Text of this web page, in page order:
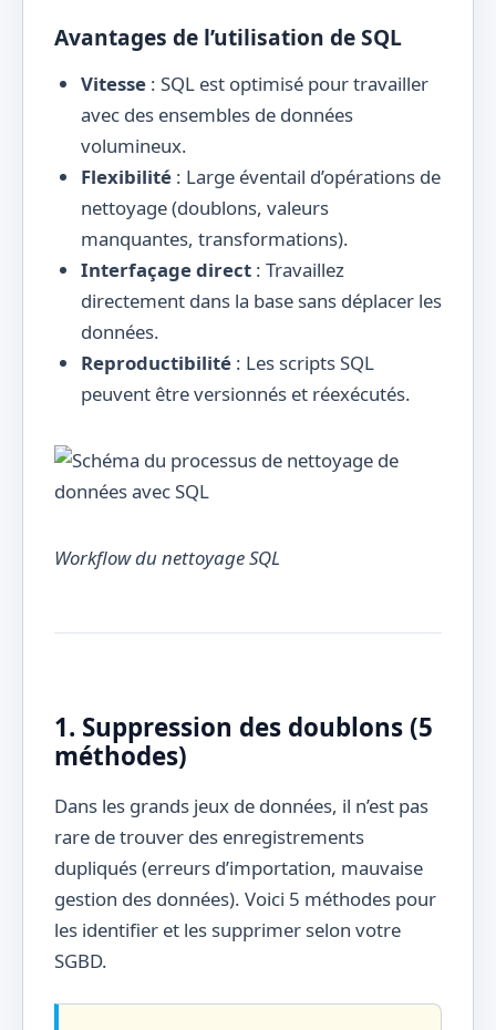
Avantages de l’utilisation de SQL
Vitesse : SQL est optimisé pour travailler
avec des ensembles de données
volumineux.
Flexibilité : Large éventail d’opérations de
nettoyage (doublons, valeurs
manquantes, transformations).
Interfaçage direct : Travaillez
directement dans la base sans déplacer les
données.
Reproductibilité : Les scripts SQL
peuvent être versionnés et réexécutés.
Workflow du nettoyage SQL
1. Suppression des doublons (5
méthodes)
Dans les grands jeux de données, il n’est pas
rare de trouver des enregistrements
dupliqués (erreurs d’importation, mauvaise
gestion des données). Voici 5 méthodes pour
les identifier et les supprimer selon votre
SGBD.